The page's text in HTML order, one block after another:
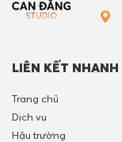
LIÊN KẾT NHANH
Trang chủ
Dịch vụ
Hậu trường